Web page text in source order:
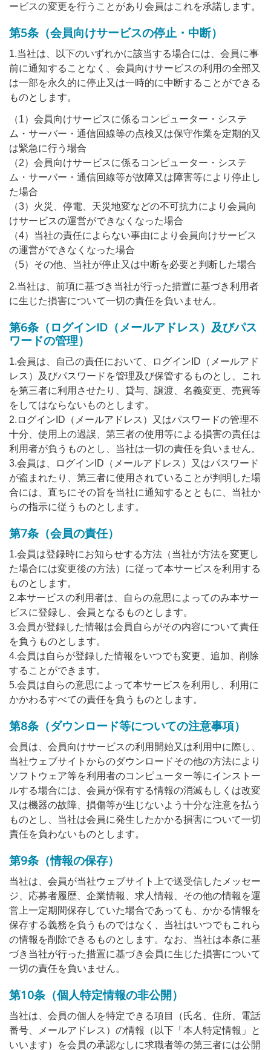
ービスの変更を行うことがあり会員はこれを承諾します。
第5条（会員向けサービスの停止・中断）
1.当社は、以下のいずれかに該当する場合には、会員に事
前に通知することなく、会員向けサービスの利用の全部又
は一部を永久的に停止又は一時的に中断することができる
ものとします。
（1）会員向けサービスに係るコンピューター・システ
ム・サーバー・通信回線等の点検又は保守作業を定期的又
は緊急に行う場合
（2）会員向けサービスに係るコンピューター・システ
ム・サーバー・通信回線等が故障又は障害等により停止し
た場合
（3）火災、停電、天災地変などの不可抗力により会員向
けサービスの運営ができなくなった場合
（4）当社の責任によらない事由により会員向けサービス
の運営ができなくなった場合
（5）その他、当社が停止又は中断を必要と判断した場合
2.当社は、前項に基づき当社が行った措置に基づき利用者
に生じた損害について一切の責任を負いません。
第6条（ログインID（メールアドレス）及びパス
ワードの管理）
1.会員は、自己の責任において、ログインID（メールアド
レス）及びパスワードを管理及び保管するものとし、これ
を第三者に利用させたり、貸与、譲渡、名義変更、売買等
をしてはならないものとします。
2.ログインID（メールアドレス）又はパスワードの管理不
十分、使用上の過誤、第三者の使用等による損害の責任は
利用者が負うものとし、当社は一切の責任を負いません。
3.会員は、ログインID（メールアドレス）又はパスワード
が盗まれたり、第三者に使用されていることが判明した場
合には、直ちにその旨を当社に通知するとともに、当社か
らの指示に従うものとします。
第7条（会員の責任）
1.会員は登録時にお知らせする方法（当社が方法を変更し
た場合には変更後の方法）に従って本サービスを利用する
ものとします。
2.本サービスの利用者は、自らの意思によってのみ本サー
ビスに登録し、会員となるものとします。
3.会員が登録した情報は会員自らがその内容について責任
を負うものとします。
4.会員は自らが登録した情報をいつでも変更、追加、削除
することができます。
5.会員は自らの意思によって本サービスを利用し、利用に
かかわるすべての責任を負うものとします。
第8条（ダウンロード等についての注意事項）
会員は、会員向けサービスの利用開始又は利用中に際し、
当社ウェブサイトからのダウンロードその他の方法により
ソフトウェア等を利用者のコンピューター等にインストー
ルする場合には、会員が保有する情報の消滅もしくは改変
又は機器の故障、損傷等が生じないよう十分な注意を払う
ものとし、当社は会員に発生したかかる損害について一切
責任を負わないものとします。
第9条（情報の保存）
当社は、会員が当社ウェブサイト上で送受信したメッセー
ジ、応募者履歴、企業情報、求人情報、その他の情報を運
営上一定期間保存していた場合であっても、かかる情報を
保存する義務を負うものではなく、当社はいつでもこれら
の情報を削除できるものとします。なお、当社は本条に基
づき当社が行った措置に基づき会員に生じた損害について
一切の責任を負いません。
第10条（個人特定情報の非公開）
当社は、会員の個人を特定できる項目（氏名、住所、電話
番号、メールアドレス）の情報（以下「本人特定情報」と
いいます）を会員の承認なしに求職者等の第三者には公開